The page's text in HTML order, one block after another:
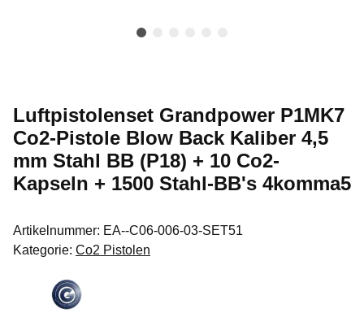
Luftpistolenset Grandpower P1MK7
Co2-Pistole Blow Back Kaliber 4,5
mm Stahl BB (P18) + 10 Co2-
Kapseln + 1500 Stahl-BB's 4komma5
Artikelnummer: EA--C06-006-03-SET51
Kategorie: Co2 Pistolen